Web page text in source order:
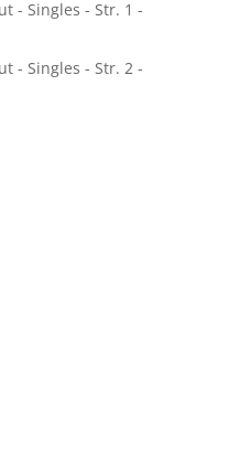
- Singles - Str. 1 -
- Singles - Str. 2 -